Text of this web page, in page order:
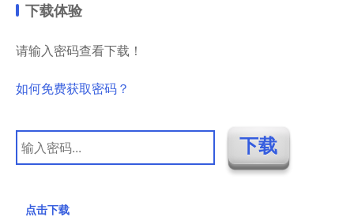
下载体验
请输入密码查看下载！
如何免费获取密码？
点击下载